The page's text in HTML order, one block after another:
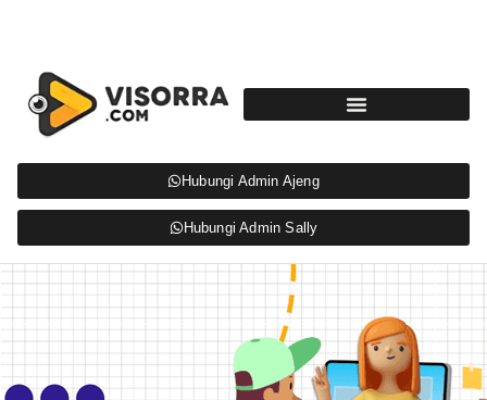
Hubungi Admin Ajeng
Hubungi Admin Sally